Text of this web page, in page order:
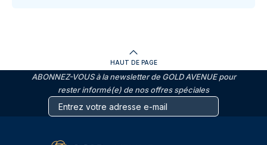
HAUT DE PAGE
ABONNEZ-VOUS à la newsletter de GOLD AVENUE pour
rester informé(e) de nos offres spéciales